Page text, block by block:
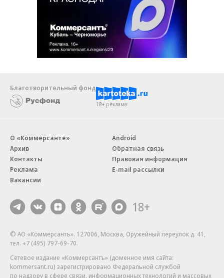
Благотворительный фонд
18+ реклама
О «Коммерсанте»
Архив
Контакты
Реклама
Вакансии
Android
Обратная связь
Правовая информация
E-mail рассылки
18+
© АО «Коммерсантъ». 127006, Москва, Оружейный переулок д. 41,
тел. +7 (495) 797-69-70.
Сетевое издание «Коммерсантъ» (доменное имя сайта:
kommersant.ru) зарегистрировано Федеральной службой
по надзору в сфере связи, информационных технологий и массовых